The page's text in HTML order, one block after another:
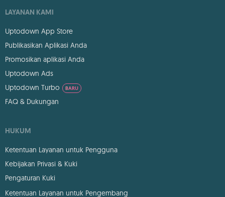
LAYANAN KAMI
Uptodown App Store
Publikasikan Aplikasi Anda
Promosikan aplikasi Anda
Uptodown Ads
Uptodown Turbo
BARU
FAQ & Dukungan
HUKUM
Ketentuan Layanan untuk Pengguna
Kebijakan Privasi & Kuki
Pengaturan Kuki
Ketentuan Layanan untuk Pengembang